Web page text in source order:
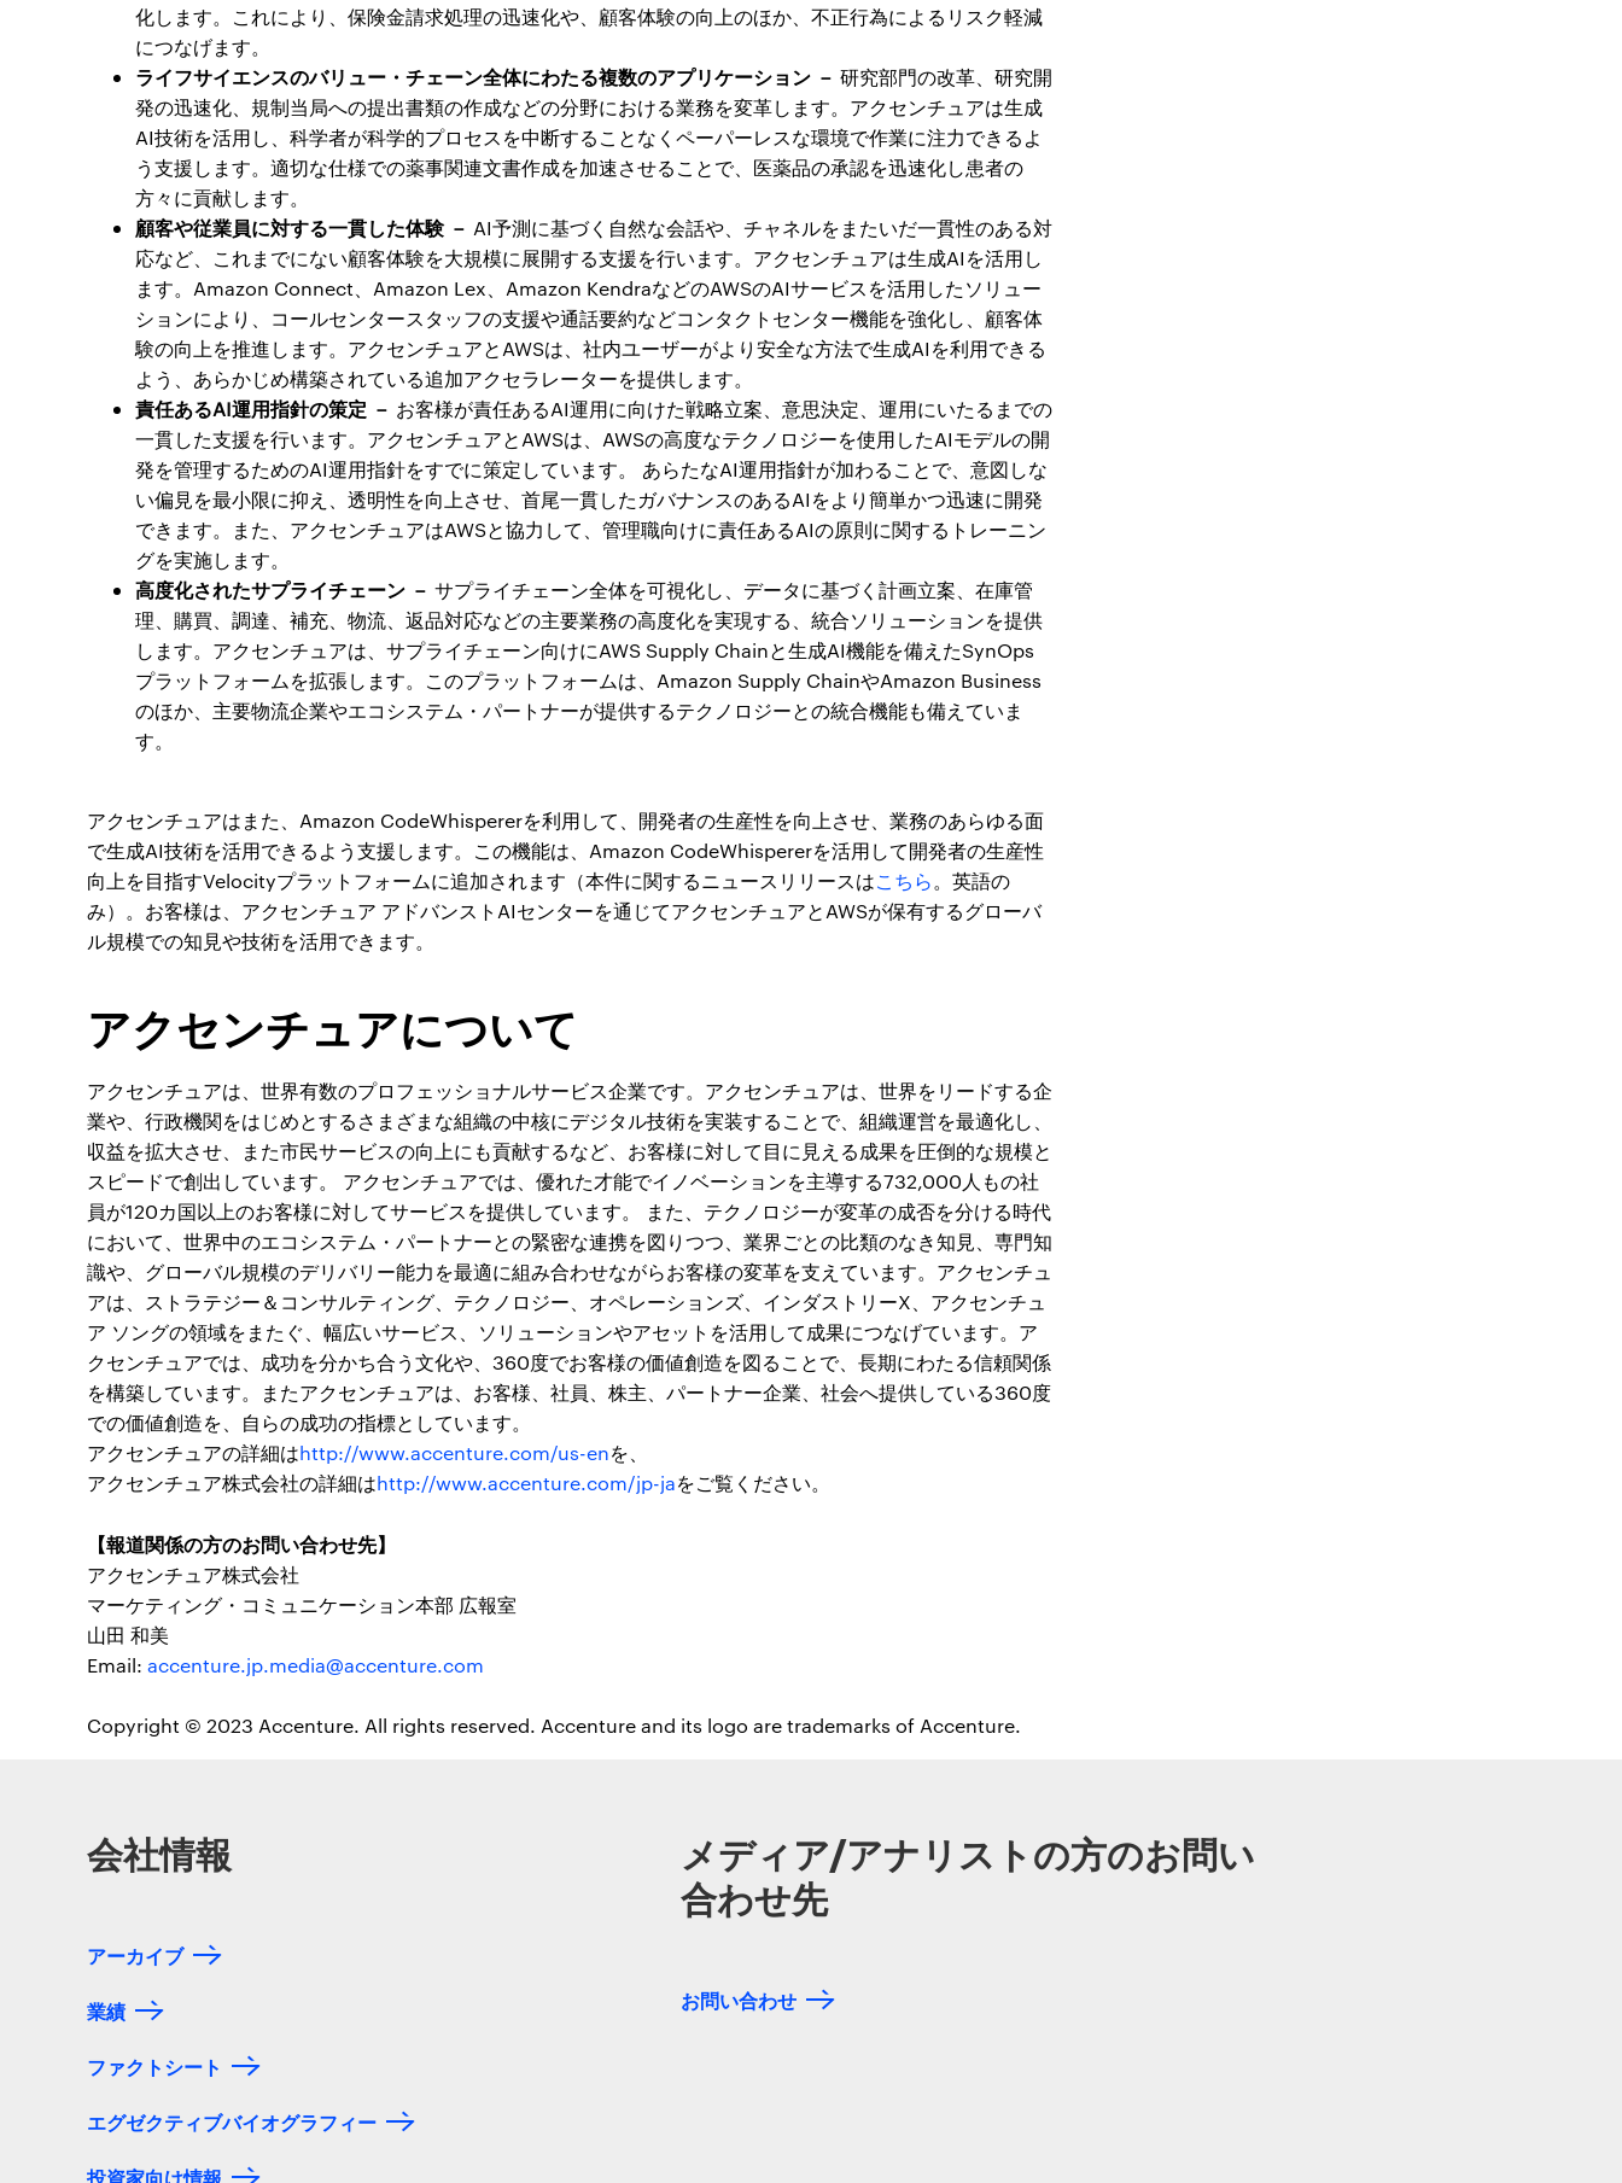
化します。これにより、保険金請求処理の迅速化や、顧客体験の向上のほか、不正行為によるリスク軽減
につなげます。
ライフサイエンスのバリュー・チェーン全体にわたる複数のアプリケーション － 研究部門の改革、研究開
発の迅速化、規制当局への提出書類の作成などの分野における業務を変革します。アクセンチュアは生成
AI技術を活用し、科学者が科学的プロセスを中断することなくペーパーレスな環境で作業に注力できるよ
う支援します。適切な仕様での薬事関連文書作成を加速させることで、医薬品の承認を迅速化し患者の
方々に貢献します。
顧客や従業員に対する一貫した体験 － AI予測に基づく自然な会話や、チャネルをまたいだ一貫性のある対
応など、これまでにない顧客体験を大規模に展開する支援を行います。アクセンチュアは生成AIを活用し
ます。Amazon Connect、Amazon Lex、Amazon KendraなどのAWSのAIサービスを活用したソリュー
ションにより、コールセンタースタッフの支援や通話要約などコンタクトセンター機能を強化し、顧客体
験の向上を推進します。アクセンチュアとAWSは、社内ユーザーがより安全な方法で生成AIを利用できる
よう、あらかじめ構築されている追加アクセラレーターを提供します。
責任あるAI運用指針の策定 － お客様が責任あるAI運用に向けた戦略立案、意思決定、運用にいたるまでの
一貫した支援を行います。アクセンチュアとAWSは、AWSの高度なテクノロジーを使用したAIモデルの開
発を管理するためのAI運用指針をすでに策定しています。 あらたなAI運用指針が加わることで、意図しな
い偏見を最小限に抑え、透明性を向上させ、首尾一貫したガバナンスのあるAIをより簡単かつ迅速に開発
できます。また、アクセンチュアはAWSと協力して、管理職向けに責任あるAIの原則に関するトレーニン
グを実施します。
高度化されたサプライチェーン － サプライチェーン全体を可視化し、データに基づく計画立案、在庫管
理、購買、調達、補充、物流、返品対応などの主要業務の高度化を実現する、統合ソリューションを提供
します。アクセンチュアは、サプライチェーン向けにAWS Supply Chainと生成AI機能を備えたSynOps
プラットフォームを拡張します。このプラットフォームは、Amazon Supply ChainやAmazon Business
のほか、主要物流企業やエコシステム・パートナーが提供するテクノロジーとの統合機能も備えていま
す。
アクセンチュアはまた、Amazon CodeWhispererを利用して、開発者の生産性を向上させ、業務のあらゆる面
で生成AI技術を活用できるよう支援します。この機能は、Amazon CodeWhispererを活用して開発者の生産性
向上を目指すVelocityプラットフォームに追加されます（本件に関するニュースリリースはこちら。英語の
み）。お客様は、アクセンチュア アドバンストAIセンターを通じてアクセンチュアとAWSが保有するグローバ
ル規模での知見や技術を活用できます。
アクセンチュアについて
アクセンチュアは、世界有数のプロフェッショナルサービス企業です。アクセンチュアは、世界をリードする企
業や、行政機関をはじめとするさまざまな組織の中核にデジタル技術を実装することで、組織運営を最適化し、
収益を拡大させ、また市民サービスの向上にも貢献するなど、お客様に対して目に見える成果を圧倒的な規模と
スピードで創出しています。 アクセンチュアでは、優れた才能でイノベーションを主導する732,000人もの社
員が120カ国以上のお客様に対してサービスを提供しています。 また、テクノロジーが変革の成否を分ける時代
において、世界中のエコシステム・パートナーとの緊密な連携を図りつつ、業界ごとの比類のなき知見、専門知
識や、グローバル規模のデリバリー能力を最適に組み合わせながらお客様の変革を支えています。アクセンチュ
アは、ストラテジー＆コンサルティング、テクノロジー、オペレーションズ、インダストリーX、アクセンチュ
ア ソングの領域をまたぐ、幅広いサービス、ソリューションやアセットを活用して成果につなげています。ア
クセンチュアでは、成功を分かち合う文化や、360度でお客様の価値創造を図ることで、長期にわたる信頼関係
を構築しています。またアクセンチュアは、お客様、社員、株主、パートナー企業、社会へ提供している360度
での価値創造を、自らの成功の指標としています。
アクセンチュアの詳細はhttp://www.accenture.com/us-enを、
アクセンチュア株式会社の詳細はhttp://www.accenture.com/jp-jaをご覧ください。
【報道関係の方のお問い合わせ先】
アクセンチュア株式会社
マーケティング・コミュニケーション本部 広報室
山田 和美
Email: accenture.jp.media@accenture.com
Copyright © 2023 Accenture. All rights reserved. Accenture and its logo are trademarks of Accenture.
会社情報
アーカイブ
業績
ファクトシート
エグゼクティブバイオグラフィー
投資家向け情報
メディア/アナリストの方のお問い
合わせ先
お問い合わせ